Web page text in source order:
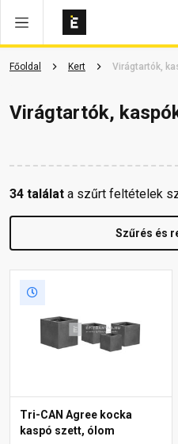
Főoldal Kert Virágtartók,
Virágtartók,
34 találat a szűrt feltételek
Szűrés és
Tri-CAN Agree kocka
kaspó szett, ólom